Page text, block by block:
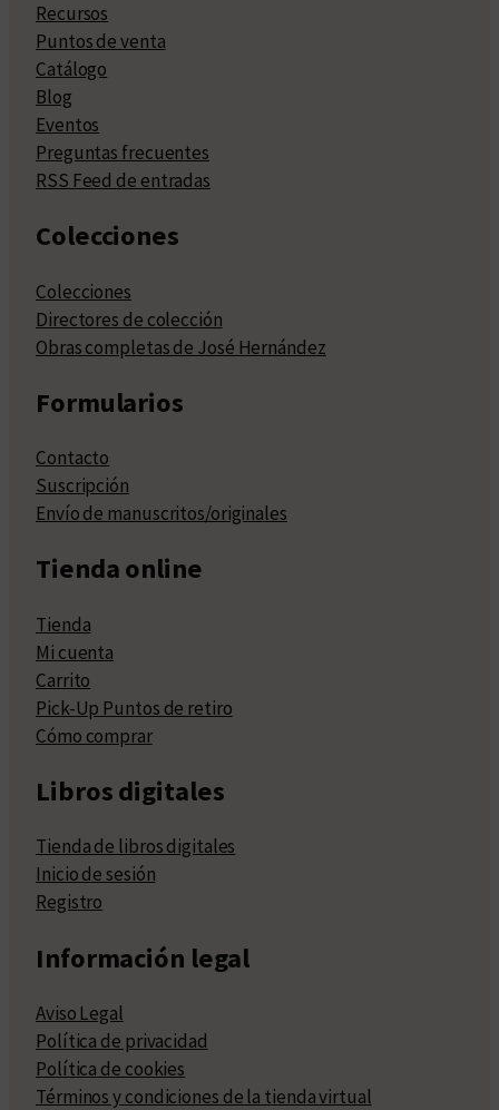
Recursos
Puntos de venta
Catálogo
Blog
Eventos
Preguntas frecuentes
RSS Feed de entradas
Colecciones
Colecciones
Directores de colección
Obras completas de José Hernández
Formularios
Contacto
Suscripción
Envío de manuscritos/originales
Tienda online
Tienda
Mi cuenta
Carrito
Pick-Up Puntos de retiro
Cómo comprar
Libros digitales
Tienda de libros digitales
Inicio de sesión
Registro
Información legal
Aviso Legal
Política de privacidad
Política de cookies
Términos y condiciones de la tienda virtual